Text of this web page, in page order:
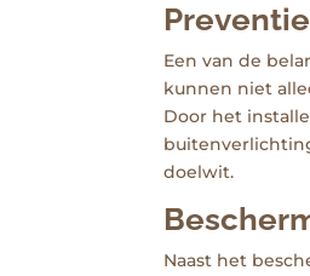
Een van de
kunnen niet
Door het
doelwit.
Naast het